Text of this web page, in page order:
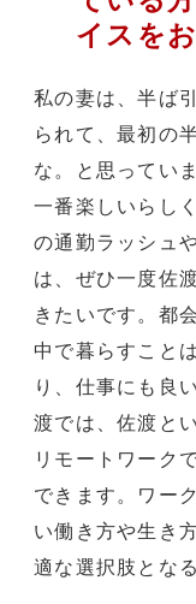
イスを
私の妻は、半ば
られて、最初の
な。と思ってい
一番楽しいらし
の通勤ラッシュ
は、ぜひ一度佐
きたいです。都
中で暮らすこと
り、仕事にも良
渡では、佐渡と
リモートワーク
できます。ワー
い働き方や生き
適な選択肢とな